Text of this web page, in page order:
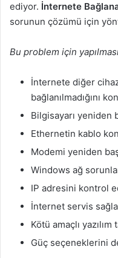
ediyor. İnternete
sorunun çözümü için
Bu problem için
İnternete diğer
bağlanılmadığını
Bilgisayarı yeniden
Ethernetin kablo
Modemi yeniden
Windows ağ
IP adresini kontrol
İnternet servis
Kötü amaçlı yazılım
Güç seçeneklerini